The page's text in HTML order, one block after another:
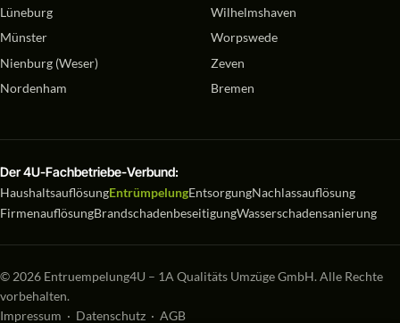
Lüneburg
Münster
Nienburg (Weser)
Nordenham
Wilhelmshaven
Worpswede
Zeven
Bremen
Der 4U-Fachbetriebe-Verbund:
HaushaltsauflösungEntrümpelungEntsorgungNachlassauflösung
FirmenauflösungBrandschadenbeseitigungWasserschadensanierung
© 2026 Entruempelung4U – 1A Qualitäts Umzüge GmbH. Alle Rechte
vorbehalten.
Impressum · Datenschutz · AGB